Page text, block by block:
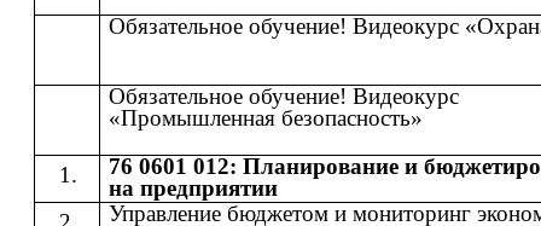
Обязательное обучение! Видеокурс
Обязательное обучение! Видеокурс
«Промышленная безопасность»
76 0601 012: Планирование и
на предприятии
Управление бюджетом и мониторинг